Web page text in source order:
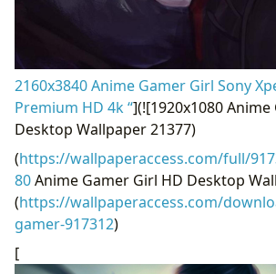
2160x3840 Anime Gamer Girl Sony
Premium HD 4k “](![1920x1080
Desktop Wallpaper 21377)
(https://wallpaperaccess.com/full/
80Anime Gamer Girl HD Desktop
(https://wallpaperaccess.com/
gamer-917312)
[